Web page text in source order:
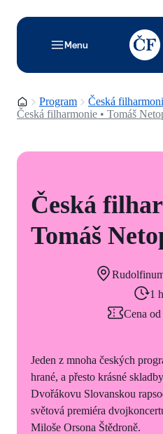
Menu
Domovská stránka
Program
Česká
Česká filharmonie • Tomáš
Česká
Tomáš
1
Cena
Jeden z mnoha českých
hrané, a přesto krásné
Dvořákovu Slovanskou
světová premiéra
Miloše Orsona Štědroně.